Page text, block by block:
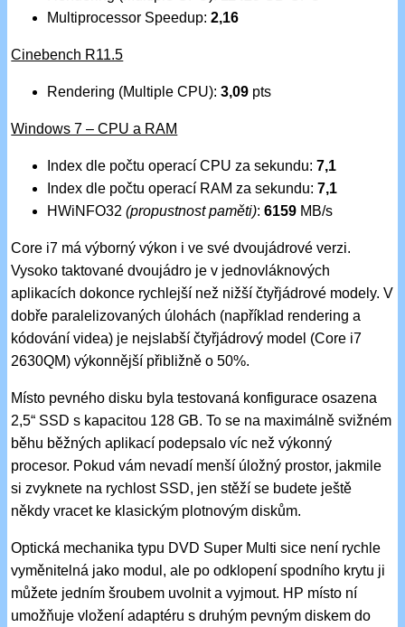
Multiprocessor Speedup:2,16
Cinebench R11.5
Rendering (Multiple CPU):3,09 pts
Windows 7 – CPU a RAM
Index dle počtu operací CPU za sekundu:7,1
Index dle počtu operací RAM za sekundu:7,1
HWiNFO32(propustnost paměti):6159 MB/s
Core i7 má výborný výkon i ve své dvoujádrové verzi.
Vysoko taktované dvoujádro je v jednovláknových
aplikacích dokonce rychlejší než nižší čtyřjádrové modely. V
dobře paralelizovaných úlohách (například rendering a
kódování videa) je nejslabší čtyřjádrový model (Core i7
2630QM) výkonnější přibližně o 50%.
Místo pevného disku byla testovaná konfigurace osazena
2,5“ SSD s kapacitou 128 GB. To se na maximálně svižném
běhu běžných aplikací podepsalo víc než výkonný
procesor. Pokud vám nevadí menší úložný prostor, jakmile
si zvyknete na rychlost SSD, jen stěží se budete ještě
někdy vracet ke klasickým plotnovým diskům.
Optická mechanika typu DVD Super Multi sice není rychle
vyměnitelná jako modul, ale po odklopení spodního krytu ji
můžete jedním šroubem uvolnit a vyjmout. HP místo ní
umožňuje vložení adaptéru s druhým pevným diskem do